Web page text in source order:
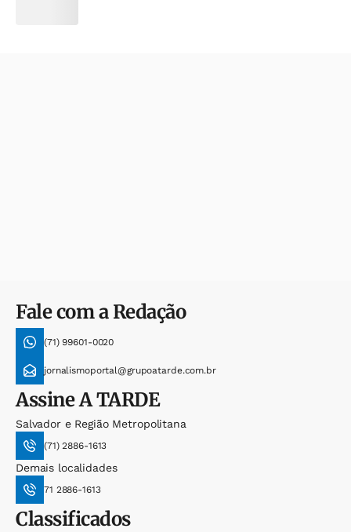
Fale com a Redação
(71) 99601-0020
jornalismoportal@grupoatarde.com.br
AssineA TARDE
Salvador e Região Metropolitana
(71) 2886-1613
Demais localidades
71 2886-1613
Classificados